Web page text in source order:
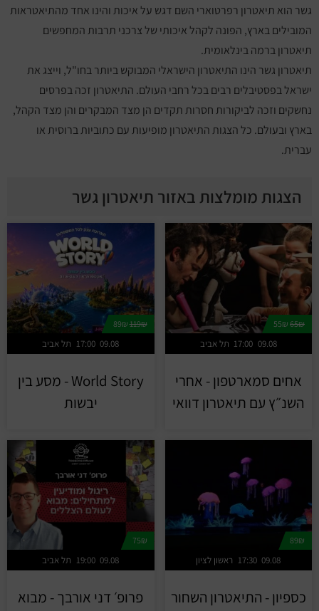
גשר הוא תיאטרון רפרטוארי השם דגש על איכות והינו אחד מהתיאטראות
המובילים בארץ, הפונה לקהל איכותי של צרכני תרבות המחפשים
תיאטרון ברמה בינלאומית.
תיאטרון גשר הינו התיאטרון הישראלי המבוקש ביותר בחו"ל, וייצג את
ישראל בפסטיבלים רבים בכל רחבי העולם. התיאטרון זכה בפרסים
נחשקים וזכה לביקורות חסרות תקדים הן מצד המבקרים והן מצד הקהל,
בארץ ובעולם. כל הצגות התיאטרון מופיעות עם כתוביות ברוסית או
עברית.
הצגות מומלצות באזור תיאטרון גשר
65₪
תל אביב 17:00 09.08
אחים סמארטפון - אחרי
השנ״ץ עם תיאטרון דוואי
119₪
89₪
תל אביב 17:00 09.08
World Story - מסע בין
יבשות
89₪
ראשון לציון 17:30 09.08
כספיון - התיאטרון השחור
75₪
תל אביב 19:00 09.08
פרופ׳ דני אורבך - מבוא